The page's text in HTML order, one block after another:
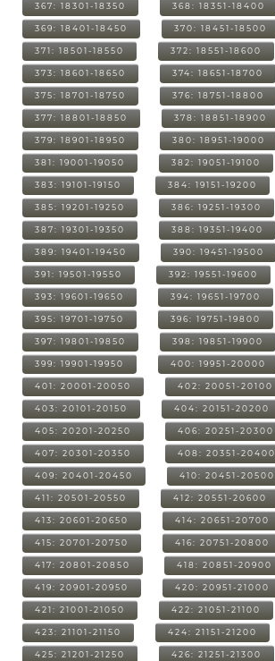
367: 18301-18350 368: 18351-18400
369: 18401-18450 370: 18451-18500
371: 18501-18550 372: 18551-18600
373: 18601-18650 374: 18651-18700
375: 18701-18750 376: 18751-18800
377: 18801-18850 378: 18851-18900
379: 18901-18950 380: 18951-19000
381: 19001-19050 382: 19051-19100
383: 19101-19150 384: 19151-19200
385: 19201-19250 386: 19251-19300
387: 19301-19350 388: 19351-19400
389: 19401-19450 390: 19451-19500
391: 19501-19550 392: 19551-19600
393: 19601-19650 394: 19651-19700
395: 19701-19750 396: 19751-19800
397: 19801-19850 398: 19851-19900
399: 19901-19950 400: 19951-20000
401: 20001-20050 402: 20051-20100
403: 20101-20150 404: 20151-20200
405: 20201-20250 406: 20251-20300
407: 20301-20350 408: 20351-20400
409: 20401-20450 410: 20451-20500
411: 20501-20550 412: 20551-20600
413: 20601-20650 414: 20651-20700
415: 20701-20750 416: 20751-20800
417: 20801-20850 418: 20851-20900
419: 20901-20950 420: 20951-21000
421: 21001-21050 422: 21051-21100
423: 21101-21150 424: 21151-21200
425: 21201-21250 426: 21251-21300